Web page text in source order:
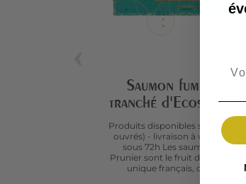
Saumon fumé entier
tranché d'Ecosse
approx.)
Produits disponibles sous 48h
ouvrés) - livraison à votre
sous 72h Les saumons
Prunier sont le fruit d'un savoir-
unique français, de plus de...